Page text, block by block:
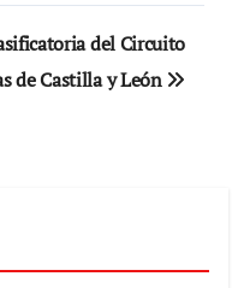
del Circuito
de Castilla y León